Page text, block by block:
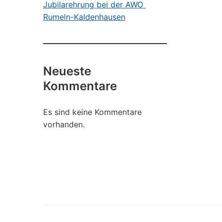
Jubilarehrung bei der AWO
Rumeln-Kaldenhausen
Neueste
Kommentare
Es sind keine Kommentare
vorhanden.